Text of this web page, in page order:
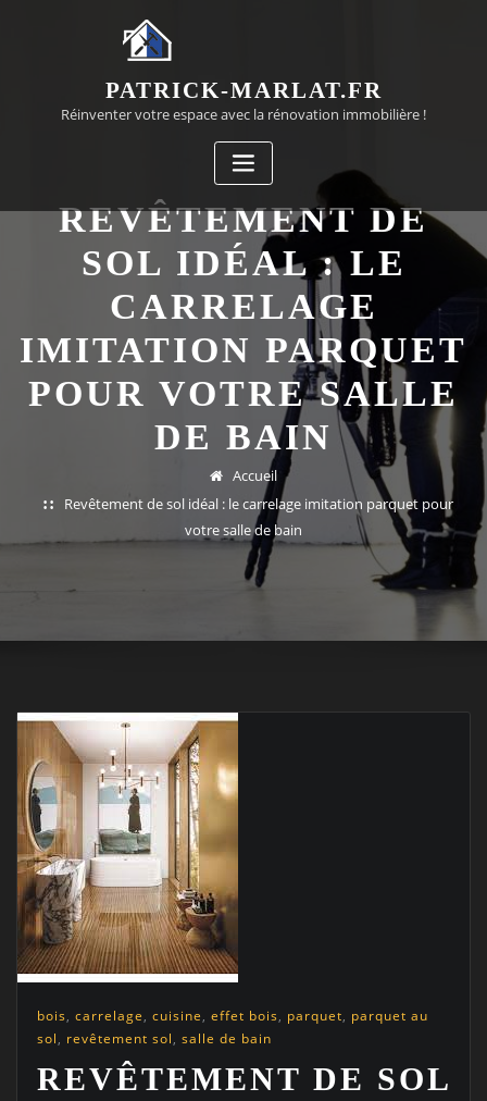
PATRICK-MARLAT.FR
Réinventer votre espace avec la rénovation immobilière !
REVÊTEMENT DE
SOL IDÉAL : LE
CARRELAGE
IMITATION PARQUET
POUR VOTRE SALLE
DE BAIN
Accueil
Revêtement de sol idéal : le carrelage imitation parquet pour
votre salle de bain
bois, carrelage, cuisine, effet bois, parquet, parquet au
sol, revêtement sol, salle de bain
REVÊTEMENT DE SOL